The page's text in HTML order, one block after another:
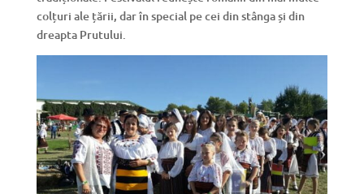
colțuri ale țării, dar în special pe cei din stânga și din
dreapta Prutului.